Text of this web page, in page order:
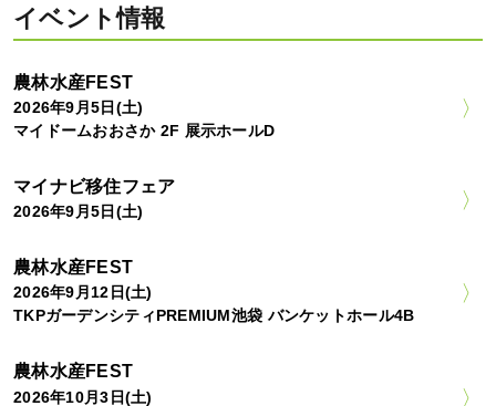
イベント情報
農林水産FEST
2026年9月5日(土)
マイドームおおさか 2F 展示ホールD
マイナビ移住フェア
2026年9月5日(土)
農林水産FEST
2026年9月12日(土)
TKPガーデンシティPREMIUM池袋 バンケットホール4B
農林水産FEST
2026年10月3日(土)